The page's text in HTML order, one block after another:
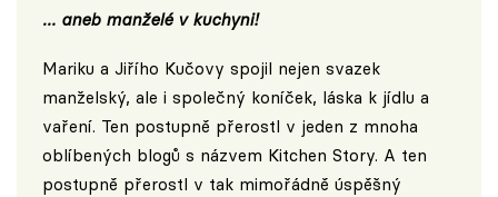
… aneb manželé v kuchyni!
Mariku a Jiřího Kučovy spojil nejen svazek
manželský, ale i společný koníček, láska k jídlu a
vaření. Ten postupně přerostl v jeden z mnoha
oblíbených blogů s názvem Kitchen Story. A ten
postupně přerostl v tak mimořádně úspěšný